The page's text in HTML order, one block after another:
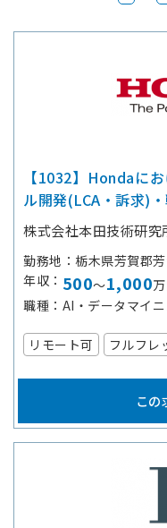
【1032】Hondaに
ル開発(LCA・訴求)
株式会社本田技術研究
勤務地
栃木県芳賀郡
年収
500～1,000
職種
AI・データマイ
リモート可 フルフレ
この